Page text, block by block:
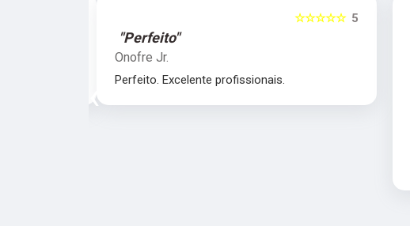
5
☆☆☆☆☆
"Perfeito"
Onofre Jr.
Perfeito. Excelente profissionais.
‹